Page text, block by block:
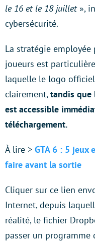
le 16 et le 18 juillet »,
cybersécurité.
La stratégie employée
joueurs est
laquelle le logo
clairement,tandis que
est accessible
téléchargement.
À lire > GTA 6 : 5 jeux
faire avant la sortie
Cliquer sur ce lien
Internet, depuis
réalité, le fichier
passer un